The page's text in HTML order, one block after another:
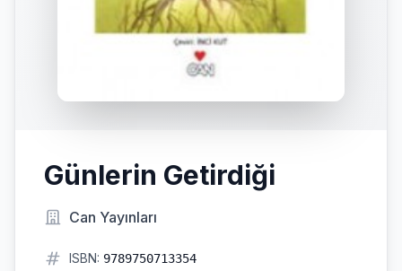
Günlerin Getirdiği
Can Yayınları
ISBN: 9789750713354